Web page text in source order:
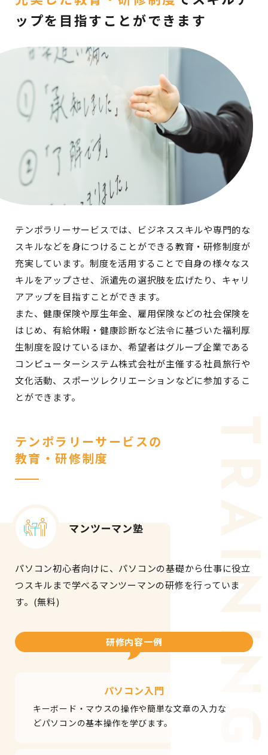
ップを 目指すことができます
テンポラリーサービスでは、ビジネススキルや専門的な
スキルなどを身につけることができる教育・研修制度が
充実しています。制度を活用することで自身の様々なス
キルをアップさせ、派遣先の選択肢を広げたり、キャリ
アアップを目指すことができます。
また、健康保険や厚生年金、雇用保険などの社会保険を
はじめ、有給休暇・健康診断など法令に基づいた福利厚
生制度を設けているほか、希望者はグループ企業である
コンピューターシステム株式会社が主催する社員旅行や
文化活動、スポーツレクリエーションなどに参加するこ
とができます。
TRAINING
テンポラリーサービスの
教育・研修制度
マンツーマン塾
パソコン初心者向けに、パソコンの基礎から仕事に役立
つスキルまで学べるマンツーマンの研修を行っていま
す。(無料)
研修内容一例
パソコン入門
キーボード・マウスの操作や簡単な文章の入力な
どパソコンの基本操作を学びます。